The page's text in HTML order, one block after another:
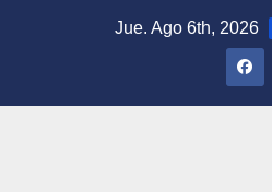
Jue. Ago 6th, 2026